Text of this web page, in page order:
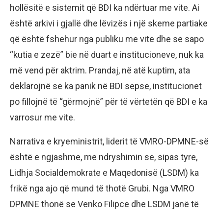
hollësitë e sistemit që BDI ka ndërtuar me vite. Ai
është arkivi i gjallë dhe lëvizës i një skeme partiake
që është fshehur nga publiku me vite dhe se sapo
“kutia e zezë” bie në duart e institucioneve, nuk ka
më vend për aktrim. Prandaj, në atë kuptim, ata
deklarojnë se ka panik në BDI sepse, institucionet
po fillojnë të “gërmojnë” për të vërtetën që BDI e ka
varrosur me vite.
Narrativa e kryeministrit, liderit të VMRO-DPMNE-së
është e ngjashme, me ndryshimin se, sipas tyre,
Lidhja Socialdemokrate e Maqedonisë (LSDM) ka
frikë nga ajo që mund të thotë Grubi. Nga VMRO
DPMNE thonë se Venko Filipce dhe LSDM janë të